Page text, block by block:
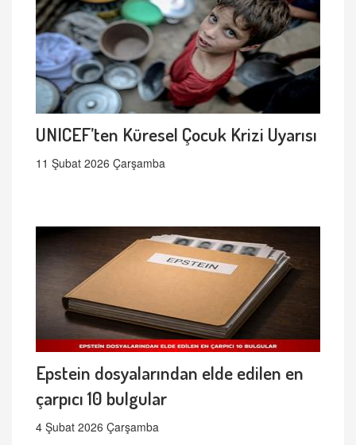
UNICEF’ten Küresel Çocuk Krizi Uyarısı
11 Şubat 2026 Çarşamba
Epstein dosyalarından elde edilen en
çarpıcı 10 bulgular
4 Şubat 2026 Çarşamba